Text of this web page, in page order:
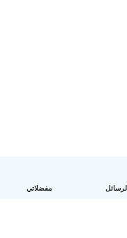
الرسائل مفضلاتي